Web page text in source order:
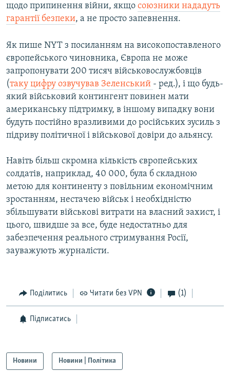
щодо припинення війни, якщо союзники нададуть
гарантії безпеки, а не просто запевнення.
Як пише NYT з посиланням на високопоставленого
європейського чиновника, Європа не може
запропонувати 200 тисяч військовослужбовців
(таку цифру озвучував Зеленський - ред.), і що будь-
який військовий контингент повинен мати
американську підтримку, в іншому випадку вони
будуть постійно вразливими до російських зусиль з
підриву політичної і військової довіри до альянсу.
Навіть більш скромна кількість європейських
солдатів, наприклад, 40 000, була б складною
метою для континенту з повільним економічним
зростанням, нестачею військ і необхідністю
збільшувати військові витрати на власний захист, і
цього, швидше за все, буде недостатньо для
забезпечення реального стримування Росії,
зауважують журналісти.
Поділитись Читати без VPN (1)
Підписатись
Новини Новини | Політика